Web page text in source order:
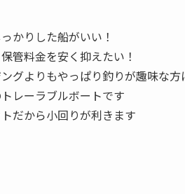
かりした船がいい！
管料金を安く抑えたい！
グよりもやっぱり釣りが趣味な方
レーラブルボートです
だから小回りが利きます